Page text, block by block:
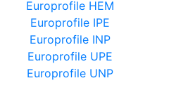
Europrofile HEM
Europrofile IPE
Europrofile INP
Europrofile UPE
Europrofile UNP